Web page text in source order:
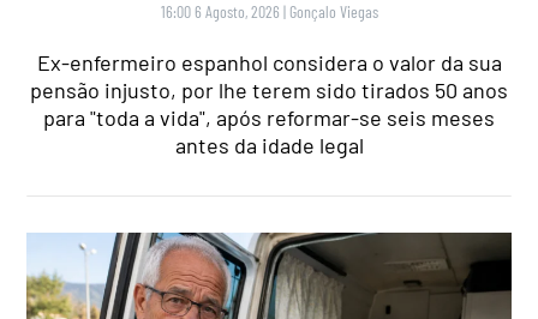
16:00 6 Agosto, 2026 | Gonçalo Viegas
Ex-enfermeiro espanhol considera o valor da sua
pensão injusto, por lhe terem sido tirados 50 anos
para "toda a vida", após reformar-se seis meses
antes da idade legal